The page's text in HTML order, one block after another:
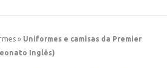
» Uniformes e camisas da Premier
Inglês)